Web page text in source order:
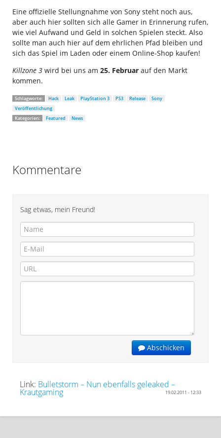
Eine offizielle Stellungnahme von Sony steht noch aus,
aber auch hier sollten sich alle Gamer in Erinnerung rufen,
wie viel Aufwand und Geld in solchen Spielen steckt. Also
sollte man auch hier auf dem ehrlichen Pfad bleiben und
sich das Spiel im Laden oder einem Online-Shop kaufen!
Killzone 3 wird bei uns am 25. Februar auf den Markt
kommen.
Schlagworte: Hack Leak PlayStation 3 PS3 Release
Sony
Veröffentlichung
Kategorien:
Featured News
Kommentare
Sag etwas, mein Freund!
Abschicken
Link: Bulletstorm – Nun ebenfalls geleaked –
Krautgaming 19.02.2011 - 12:33